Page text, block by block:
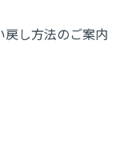
戻し方法のご案内